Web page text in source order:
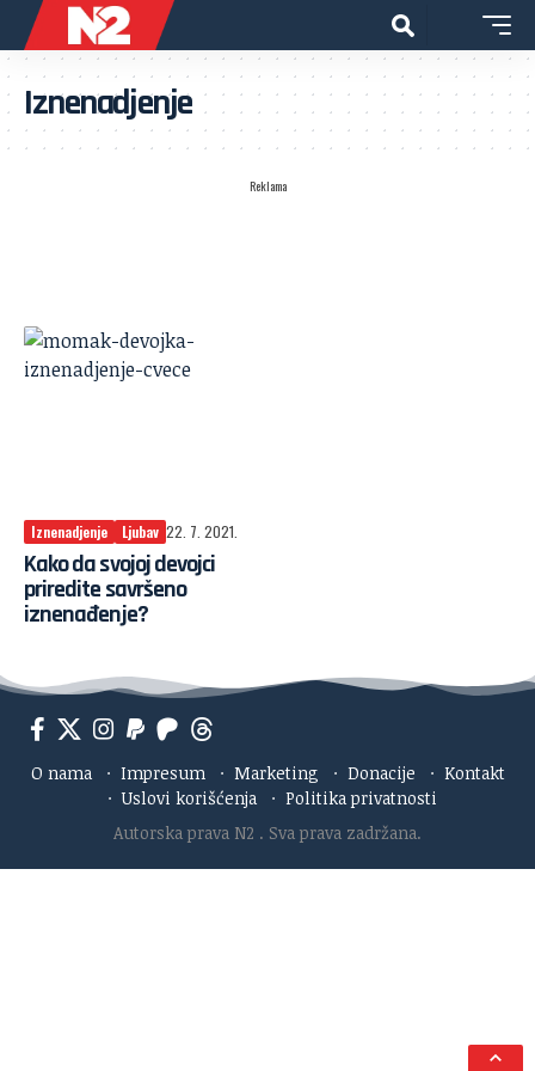
Iznenadjenje
Reklama
Iznenadjenje Ljubav 22. 7. 2021.
Kako da svojoj devojci
priredite savršeno
iznenađenje?
O nama · Impresum · Marketing · Donacije · Kontakt
· Uslovi korišćenja · Politika privatnosti
Autorska prava N2 . Sva prava zadržana.